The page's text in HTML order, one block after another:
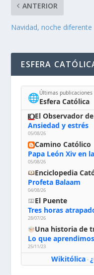
ANTERIOR
Navidad, noche diferente
ESFERA
🌐Últimas publicaciones
Esfera Católica
El Observador
Ansiedad y estrés
05/08/26
Camino Católico
05/08/26
Enciclopedia
Profeta Balaam
04/08/26
El Puente
Tres horas
28/07/26
Una historia de
Lo que
25/11/23
Wikitólica·